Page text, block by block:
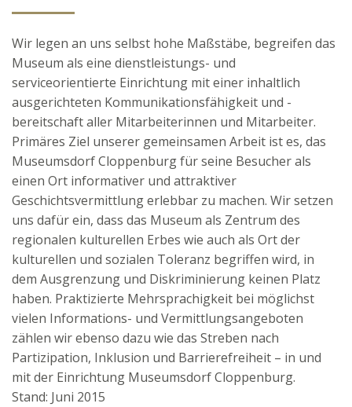
Wir legen an uns selbst hohe Maßstäbe, begreifen das
Museum als eine dienstleistungs- und
serviceorientierte Einrichtung mit einer inhaltlich
ausgerichteten Kommunikationsfähigkeit und -
bereitschaft aller Mitarbeiterinnen und Mitarbeiter.
Primäres Ziel unserer gemeinsamen Arbeit ist es, das
Museumsdorf Cloppenburg für seine Besucher als
einen Ort informativer und attraktiver
Geschichtsvermittlung erlebbar zu machen. Wir setzen
uns dafür ein, dass das Museum als Zentrum des
regionalen kulturellen Erbes wie auch als Ort der
kulturellen und sozialen Toleranz begriffen wird, in
dem Ausgrenzung und Diskriminierung keinen Platz
haben. Praktizierte Mehrsprachigkeit bei möglichst
vielen Informations- und Vermittlungsangeboten
zählen wir ebenso dazu wie das Streben nach
Partizipation, Inklusion und Barrierefreiheit – in und
mit der Einrichtung Museumsdorf Cloppenburg.
Stand: Juni 2015